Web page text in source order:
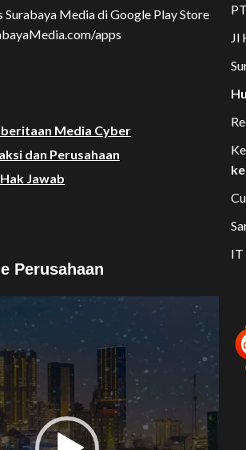
Surabaya Media di Google Play Store
apps
Media Cyber
dan Perusahaan
Jawab
Perusahaan
Jl
IT